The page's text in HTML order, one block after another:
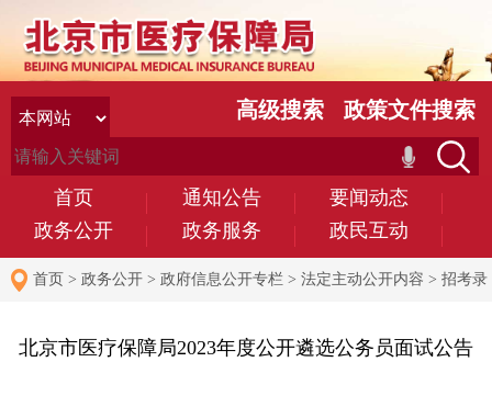
首页 通知公告
要闻动态
政务公开
政务服务 政民互动
高级搜索 政策文件搜索
首页 > 政务公开 > 政府信息公开专栏 > 法定主动公开内容 > 招考录
北京市医疗保障局2023年度公开遴选公务员面试公告